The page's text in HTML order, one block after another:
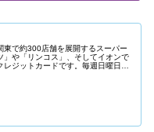
東で約300店舗を展開するスーパー
」や「リンコス」、そしてイオンで
レジットカードです。毎週日曜日は